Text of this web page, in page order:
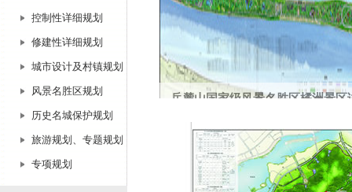
控制性详细规划
修建性详细规划
城市设计及村镇规划
风景名胜区规划
历史名城保护规划
旅游规划、专题规划
专项规划
岳麓山国家级风景名胜区橘洲景区
本项目曾荣获2009年度湖南省优秀城乡规